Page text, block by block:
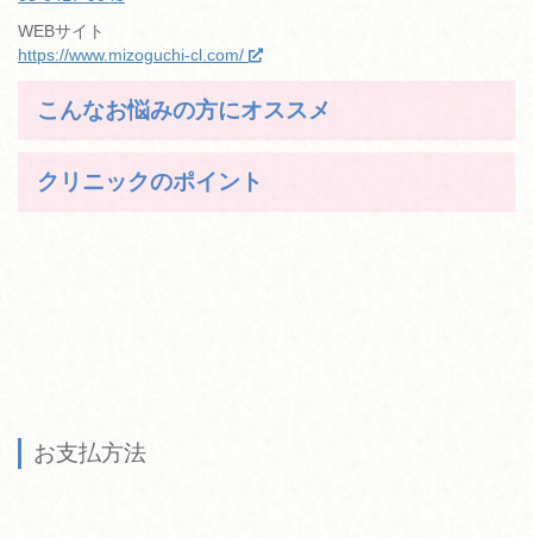
WEBサイト
https://www.mizoguchi-cl.com/
こんなお悩みの方にオススメ
クリニックのポイント
お支払方法